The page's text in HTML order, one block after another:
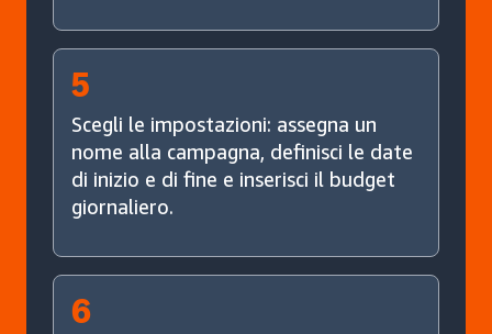
5
Scegli le impostazioni: assegna un
nome alla campagna, definisci le date
di inizio e di fine e inserisci il budget
giornaliero.
6